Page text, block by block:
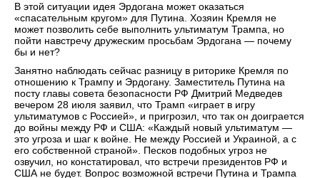
В этой ситуации идея Эрдогана может оказаться
«спасательным кругом» для Путина. Хозяин Кремля не
может позволить себе выполнить ультиматум Трампа, но
пойти навстречу дружеским просьбам Эрдогана — почему
бы и нет?
Занятно наблюдать сейчас разницу в риторике Кремля по
отношению к Трампу и Эрдогану. Заместитель Путина на
посту главы совета безопасности РФ Дмитрий Медведев
вечером 28 июля заявил, что Трамп «играет в игру
ультиматумов с Россией», и пригрозил, что так он доиграется
до войны между РФ и США: «Каждый новый ультиматум —
это угроза и шаг к войне. Не между Россией и Украиной, а с
его собственной страной». Песков подобных угроз не
озвучил, но констатировал, что встречи президентов РФ и
США не будет. Вопрос возможной встречи Путина и Трампа